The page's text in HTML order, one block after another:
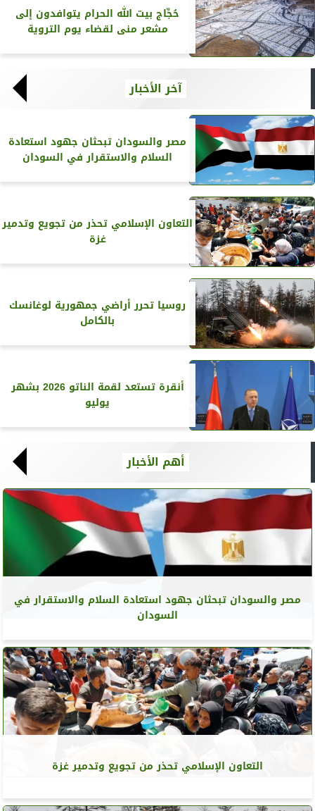
حُجِّاج بيت الله الحرام يتوافدون إلى
مشعر منى لقضاء يوم التروية
آخر الأخبار
مصر والسودان تبحثان جهود استعادة
السلام والاستقرار في السودان
التعاون الإسلامي تحذر من تجويع وتدمير
غزة
روسيا تحرر أراضي جمهورية لوغانسك
بالكامل
أنقرة تستعد لقمة الناتو 2026 بشهر
يوليو
أهم الأخبار
مصر والسودان تبحثان جهود استعادة السلام والاستقرار في
السودان
التعاون الإسلامي تحذر من تجويع وتدمير غزة